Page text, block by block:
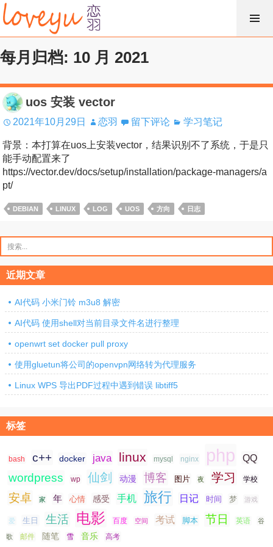
跳
过
内
容
每月归档: 10 月 2021
uos 安装 vector
2021年10月29日 恋羽 留下评论 学习笔记
背景：本打算在uos上安装vector，结果识别不了系统，于是只
能手动配置来了
https://vector.dev/docs/setup/installation/package-managers/a
pt/
DEBIAN LINUX LOG UOS 方向 日志
索：
近期文章
AI代码 小米门铃 m3u8 解密
AI代码 使用shell对当前目录文件名进行整理
openwrt set docker pull proxy
使用gluetun将公司的openvpn网络转为代理服务
Linux WPS 导出PDF过程中遇到错误 libtiff5
标签
bash c++ docker java linux mysql nginx php QQ
wordpress wp 仙剑 动漫 博客 图片 夜 学习 学校
安卓 家 年 心情 感受 手机 旅行 日记 时间 梦 游戏
爱 生日 生活 电影 百度 空间 考试 脚本 节日 英语 谷
歌 邮件 随笔 雪 音乐 高考